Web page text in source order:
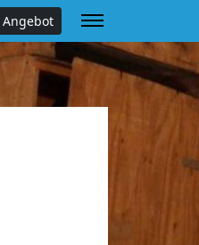
Angebot